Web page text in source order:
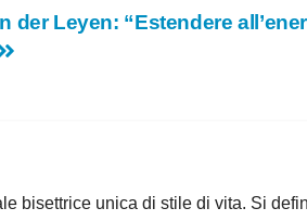
der Leyen: “Estendere
bisettrice unica di stile di vita. Si